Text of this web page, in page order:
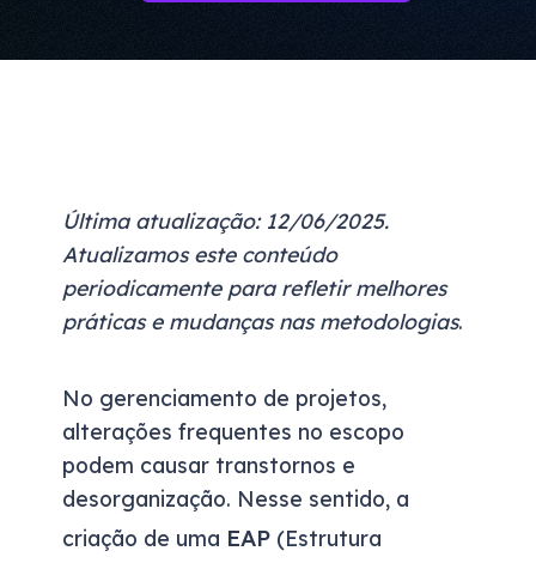
Última atualização: 12/06/2025.
Atualizamos este conteúdo
periodicamente para refletir melhores
práticas e mudanças nas metodologias.
No gerenciamento de projetos,
alterações frequentes no escopo
podem causar transtornos e
desorganização. Nesse sentido, a
criação de uma EAP (Estrutura